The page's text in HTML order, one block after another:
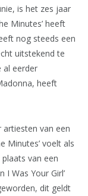
is het zes jaar
Minutes’ heeft
nog steeds een
uitstekend te
al eerder
heeft
artiesten van een
Minutes’ voelt als
van een
I Was Your Girl’
dit geldt